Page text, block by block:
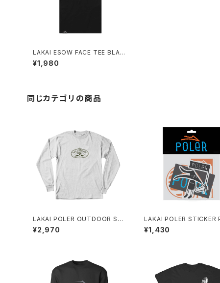
LAKAI ESOW FACE TEE BLAC
K
¥1,980
同じカテゴリの商品
LAKAI POLER OUTDOOR ST
¥2,970
LAKAI POLER STICKER PACK
MULTI
¥1,430